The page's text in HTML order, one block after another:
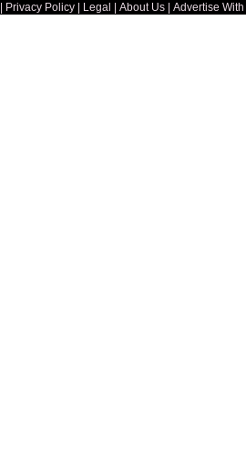
Privacy Policy| Legal About Us| Advertise